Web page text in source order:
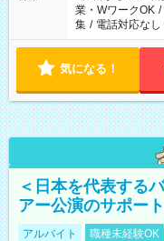
業・WワークOK /
集 / 電話対応なし
気になる！
＜日本を代表する
アー公演のサポー
アルバイト 職種未経験OK